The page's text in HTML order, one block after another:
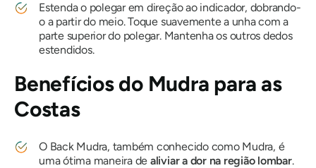
Estenda o polegar em direção ao indicador, dobrando-
o a partir do meio. Toque suavemente a unha com a
parte superior do polegar. Mantenha os outros dedos
estendidos.
Benefíciosdo Mudra para as
Costas
O Back Mudra, também conhecido como Mudra, é
uma ótima maneira de aliviar a dor na região lombar.